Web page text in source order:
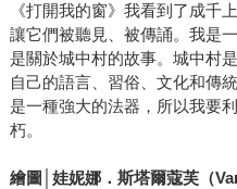
《打開我的窗》我看到了成千
讓它們被聽見、被傳誦。我是
是關於城中村的故事。城中村
自己的語言、習俗、文化和傳
是一種強大的法器，所以我要
朽。
繪圖│娃妮娜．斯塔爾蔻芙（